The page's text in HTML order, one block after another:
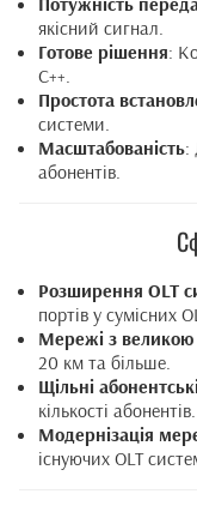
якісний сигнал.
Готове рішення:
C++.
Простота
системи.
Масштабованість:
абонентів.
Розширення OLT
портів у сумісних
Мережі з великою
20 км та більше.
Щільні
кількості абонентів.
Модернізація
існуючих OLT